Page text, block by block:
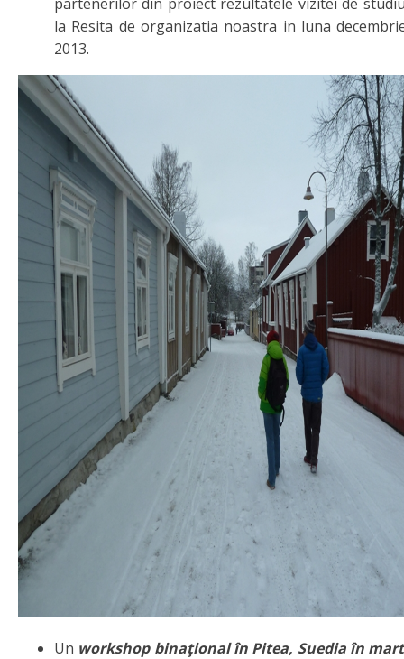
la Resita de organizatia noastra in luna
2013.
Un workshop binaţional în Pitea, Suedia în